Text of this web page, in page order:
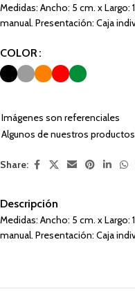
Medidas: Ancho: 5 cm. x
manual. Presentación: Caja
COLOR
Imágenes son referenciales
Algunos de nuestros
Share:
Descripción
Medidas: Ancho: 5 cm. x
manual. Presentación: Caja